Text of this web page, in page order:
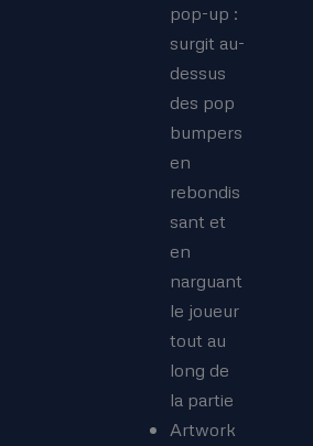
pop-up :
surgit au-
dessus
des pop
bumpers
en
rebondis
sant et
en
narguant
le joueur
tout au
long de
la partie
Artwork